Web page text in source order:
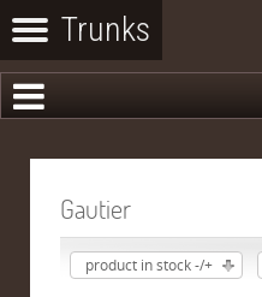
Gautier
product in stock -/+